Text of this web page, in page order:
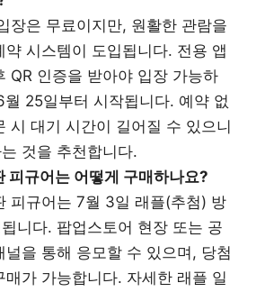
장은 무료이지만, 원활한 관람을
약 시스템이 도입됩니다. 전용 앱
QR 인증을 받아야 입장 가능하
25일부터 시작됩니다. 예약 없
시 대기 시간이 길어질 수 있으니
것을 추천합니다.
피규어는 어떻게 구매하나요?
피규어는 7월 3일 래플(추첨) 방
니다. 팝업스토어 현장 또는 공
널을 통해 응모할 수 있으며, 당첨
매가 가능합니다. 자세한 래플 일